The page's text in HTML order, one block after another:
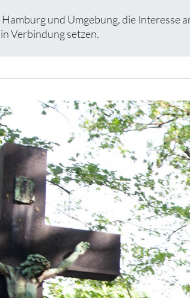
und Umgebung, die Interesse
Verbindung setzen.